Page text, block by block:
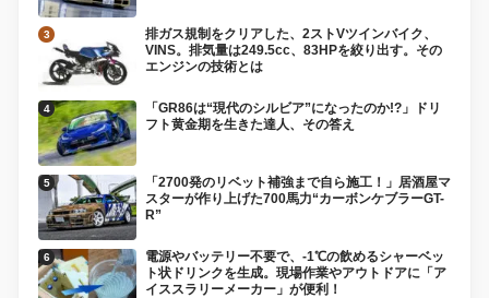
排ガス規制をクリアした、2ストVツインバイク、
VINS。排気量は249.5cc、83HPを絞り出す。その
エンジンの技術とは
「GR86は“現代のシルビア”になったのか!?」ドリ
フト黄金期を生きた達人、その答え
「2700発のリベット補強まで自ら施工！」居酒屋マ
スターが作り上げた700馬力“カーボンケブラーGT-
R”
電源やバッテリー不要で、-1℃の飲めるシャーベッ
ト状ドリンクを生成。現場作業やアウトドアに「ア
イススラリーメーカー」が便利！